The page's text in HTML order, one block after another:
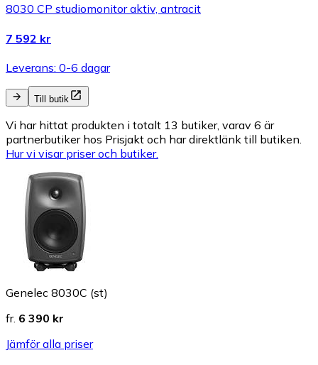
8030 CP studiomonitor aktiv, antracit
7 592 kr
Leverans: 0-6 dagar
Till butik
Vi har hittat produkten i totalt 13 butiker, varav 6 är
partnerbutiker hos Prisjakt och har direktlänk till butiken.
Hur vi visar priser och butiker.
Genelec 8030C (st)
fr. 6 390 kr
Jämför alla priser